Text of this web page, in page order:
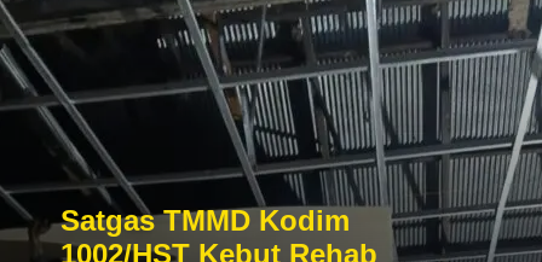
Satgas TMMD Kodim
1002/HST Kebut Rehab